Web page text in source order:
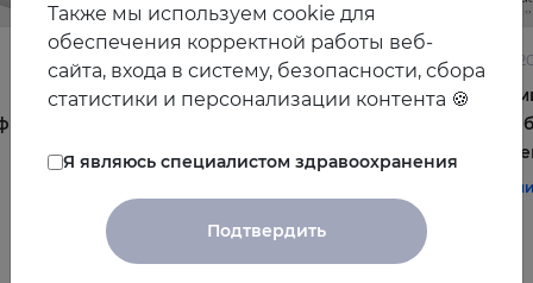
10.06.2026
Жировая ткань как мишень: реверсия СД2
эффективных вес-снижающих стратегий
и
Также мы используем cookie для
обеспечения корректной работы веб-
сайта, входа в систему, безопасности, сбора
статистики и персонализации контента 🍪
Я являюсь специалистом здравоохранения
Подтвердить